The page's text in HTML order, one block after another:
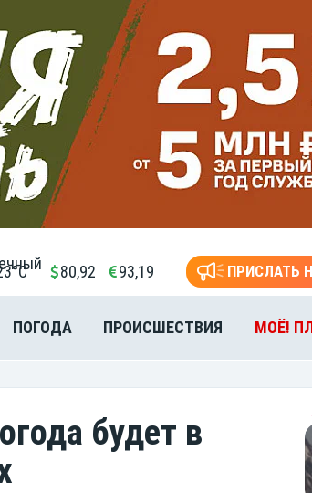
80,92 93,19 ПРИСЛАТЬ
ПОГОДА ПРОИСШЕСТВИЯ МОЁ!
будет в